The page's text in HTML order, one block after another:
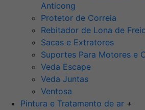
Anticong
Protetor de Correia
Rebitador de Lona de
Sacas e Extratores
Suportes Para Motores e
Veda Escape
Veda Juntas
Ventosa
Pintura e Tratamento de ar +